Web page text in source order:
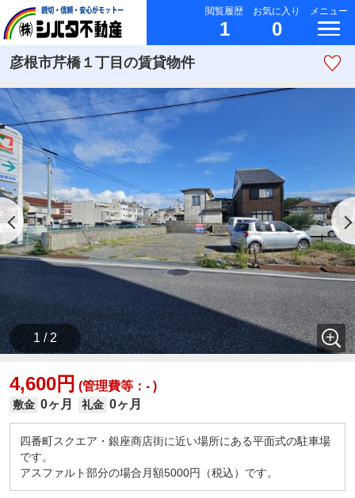
閲覧履歴
1
お気に入り
0
メニュー
彦根市芹橋１丁目の賃貸物件
1 / 2
4,600円 (管理費等：- )
敷金 0ヶ月 礼金 0ヶ月
四番町スクエア・銀座商店街に近い場所にある平面式の駐車場
です。
アスファルト部分の場合月額5000円（税込）です。